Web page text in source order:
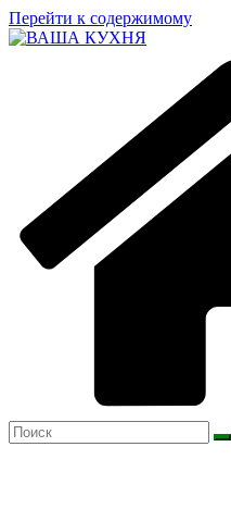
Перейти к содержимому